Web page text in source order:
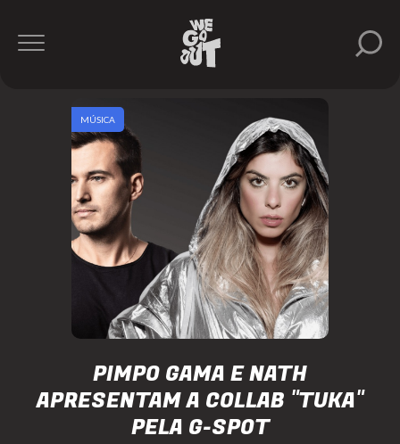
PIMPO GAMA E NATH
APRESENTAM A COLLAB "TUKA"
PELA G-SPOT
MÚSICA